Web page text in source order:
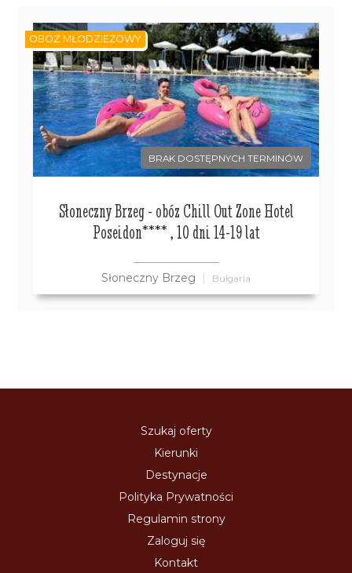
BRAK DOSTĘPNYCH TERMINÓW
Słoneczny Brzeg - obóz Chill Out Zone Hotel
Poseidon**** , 10 dni 14-19 lat
Słoneczny Brzeg Bułgaria
OBÓZ MŁODZIEŻOWY
Szukaj oferty
Kierunki
Destynacje
Polityka Prywatności
Regulamin strony
Zaloguj się
Kontakt